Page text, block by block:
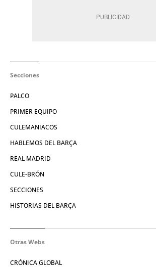
Secciones
PALCO
PRIMER EQUIPO
CULEMANIACOS
HABLEMOS DEL BARÇA
REAL MADRID
CULE-BRÓN
SECCIONES
HISTORIAS DEL BARÇA
Otras Webs
CRÓNICA GLOBAL